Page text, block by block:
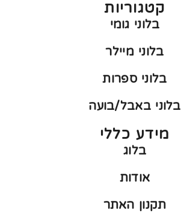
קטגוריות
בלוני גומי
בלוני מיילר
בלוני ספרות
בלוני באבל/בועה
מידע כללי
בלוג
אודות
תקנון האתר